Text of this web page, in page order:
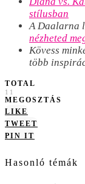
stílusban
A Daalarna
nézheted
Kövess
több
TOTAL
11
MEGOSZTÁS
LIKE
TWEET
PIN IT
Hasonló témák